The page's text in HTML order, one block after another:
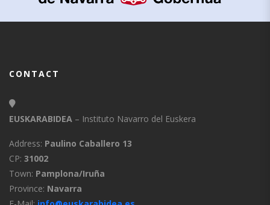
CONTACT
EUSKARABIDEA – Instituto Navarro del Euskera
Address: Paulino Caballero 13
CP: 31002
Town: Pamplona/Iruña
Province: Navarra